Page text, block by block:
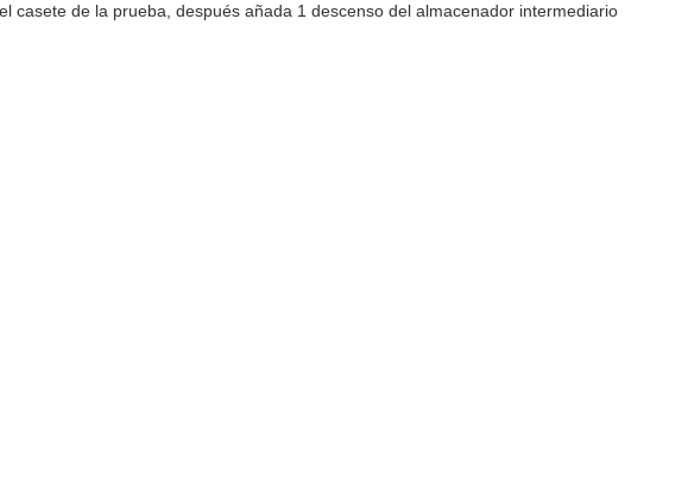
casete de la prueba, después añada 1 descenso del almacenador intermediario